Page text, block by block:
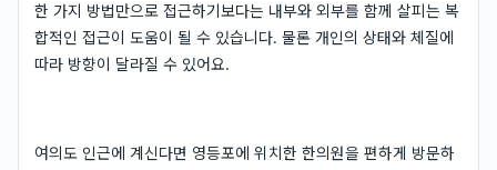
한 가지 방법만으로 접근하기보다는 내부와 외부를 함께 살피는 복
합적인 접근이 도움이 될 수 있습니다. 물론 개인의 상태와 체질에
따라 방향이 달라질 수 있어요.
여의도 인근에 계신다면 영등포에 위치한 한의원을 편하게 방문하